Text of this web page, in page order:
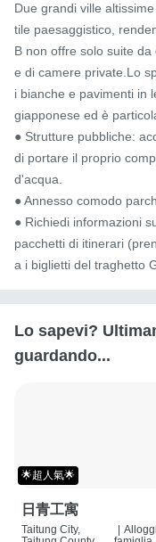
Due grandi ville
tile paesaggistico,
B non offre solo suite
e di camere private.Lo
i bianche e pavimenti in
giapponese ed è
● Strutture pubbliche:
di portare il proprio
d'acqua.
● Annesso comodo
● Richiedi informazioni
pacchetti di itinerari
a i biglietti del traghetto
Lo sapevi?
guardando...
🌟超人氣🌟
日青工寓
Taitung City,